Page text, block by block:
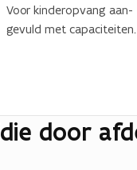
Voor kinderopvang aan-
gevuld met capaciteiten.
door